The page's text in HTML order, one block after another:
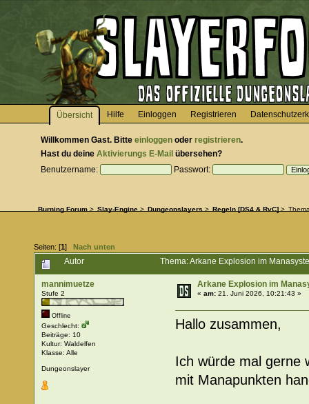
Übersicht Hilfe Einloggen Registrieren
Willkommen Gast. Bitte einloggen oder registrieren.
Hast du deine Aktivierungs E-Mail übersehen?
Benutzername:
Passwort:
Burning Forum> Slay-Engine> Dungeonslayers> Regeln [DS4 & RvC]>
Seiten: [1]
Nach unten
Autor
Thema: Arkane Explosion im
mannimuetze
Stufe 2
Offline
Geschlecht:
Beiträge: 10
Kultur: Waldelfen
Klasse: Alle
Dungeonslayer
Arkane Explosion im
«am: 21. Juni 2026, 10:21:43 »
Hallo zusammen,
Ich würde mal gerne
mit Manapunkten